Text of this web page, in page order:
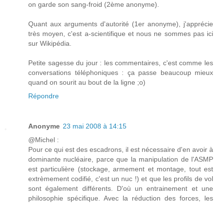
on garde son sang-froid (2ème anonyme).
Quant aux arguments d'autorité (1er anonyme), j'apprécie
très moyen, c'est a-scientifique et nous ne sommes pas ici
sur Wikipédia.
Petite sagesse du jour : les commentaires, c'est comme les
conversations téléphoniques : ça passe beaucoup mieux
quand on sourit au bout de la ligne ;o)
Répondre
Anonyme 23 mai 2008 à 14:15
@Michel :
Pour ce qui est des escadrons, il est nécessaire d'en avoir à
dominante nucléaire, parce que la manipulation de l'ASMP
est particulière (stockage, armement et montage, tout est
extrèmement codifié, c'est un nuc !) et que les profils de vol
sont également différents. D'où un entrainement et une
philosophie spécifique. Avec la réduction des forces, les